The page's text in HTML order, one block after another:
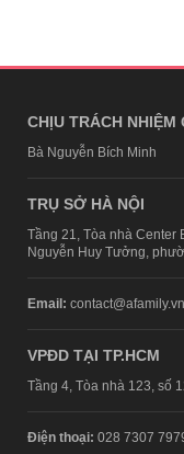
CHỊU TRÁCH NHIỆM
Bà Nguyễn Bích Minh
TRỤ SỞ HÀ NỘI
Tầng 21, Tòa nhà Center
Nguyễn Huy Tưởng,
Email: contact@afamily.vn
VPĐD TẠI TP.HCM
Tầng 4, Tòa nhà 123, số
Điện thoại: 028 7307